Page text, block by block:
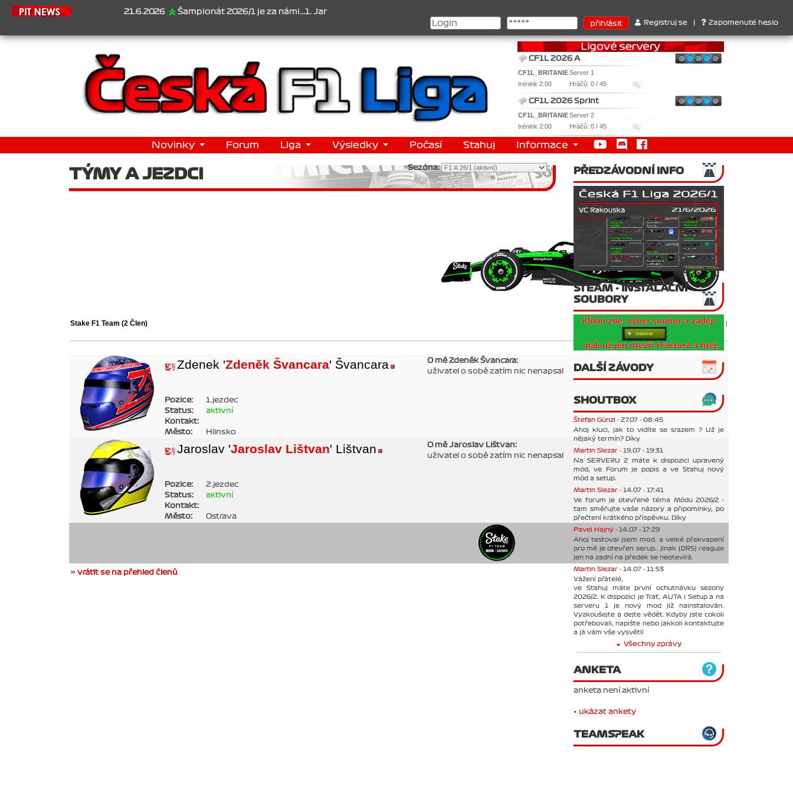
21.6.2026 Šampionát 2026/1 je za námi...1. Jan Veselý , 2. Jan Nováček , 3. Jakub Chmelík , Pohár konstruktérů : 1. Ferrari . 2. Williams , 3. RedBull ..... SprintCup -
Registruj se Zapomenuté heslo
CF1L 2026 A
CF1L_BRITANIEServer 1
trénink 2:00
Hráčů: 0 / 45
CF1L 2026 Sprint
CF1L_BRITANIEServer 2
trénink 2:00
Hráčů: 0 / 45
Novinky Forum Liga Výsledky Počasí Stahuj Informace
TÝMY A JEZDCI Sezóna:
Stake F1 Team (2 Člen) [Výsledky|Ocenění|Zápasy ]
Zdenek 'Zdeněk Švancara' Švancara
Pozice:
1.jezdec
Status:
aktivní
Kontakt:
Město:
Hlinsko
O mě Zdeněk Švancara:
uživatel o sobě zatím nic nenapsal
Jaroslav 'Jaroslav Lištvan' Lištvan
Pozice:
2.jezdec
Status:
aktivní
Kontakt:
Město:
Ostrava
O mě Jaroslav Lištvan:
uživatel o sobě zatím nic nenapsal
» vrátit se na přehled členů
PŘEDZÁVODNÍ INFO
STEAM - INSTALAČNÍ
SOUBORY
DALŠÍ ZÁVODY
SHOUTBOX
Štefan Günzl - 27.07 - 08:45
Ahoj kluci, jak to vidíte se srazem ? Už je
nějaký termín? Díky
Martin Slezar - 19.07 - 19:31
Na SERVERU 2 máte k dispozici upravený
mód, ve Forum je popis a ve Stahuj nový
mód a setup.
Martin Slezar - 14.07 - 17:41
Ve forum je otevřené téma Módu 2026/2 -
tam směřujte vaše názory a připomínky, po
přečtení krátkého příspěvku. Díky
Pavel Hajný - 14.07 - 17:29
Ahoj testoval jsem mod. a velké překvapení
pro mě je otevřen serup.. jinak (DRS) reaguje
jen na zadní na předek se neotevírá.
Martin Slezar - 14.07 - 11:53
Vážení přátelé,
ve Stahuj máte první ochutnávku sezony
2026/2. K dispozici je Trať, AUTA i Setup a na
serveru 1 je nový mod již nainstalován.
Vyzkoušejte a dejte vědět. Kdyby jste cokoli
potřebovali, napište nebo jakkoli kontaktujte
a já vám vše vysvětlí
Všechny zprávy
ANKETA
anketa není aktivní
• ukázat ankety
TEAMSPEAK